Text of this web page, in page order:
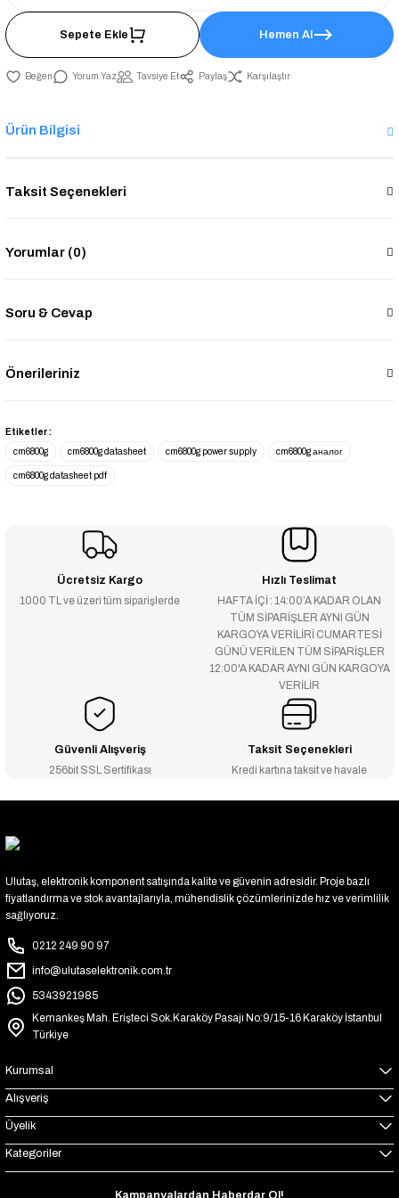
Sepete Ekle Hemen Al
Yorum Yaz Tavsiye Et Paylaş Karşılaştır
Ürün Bilgisi
Taksit Seçenekleri
Yorumlar (0)
Soru & Cevap
Önerileriniz
Etiketler :
cm6800g
cm6800g datasheet cm6800g power supply cm6800g аналог
cm6800g datasheet pdf
Ücretsiz Kargo
1000 TL ve üzeri tüm siparişlerde
Hızlı Teslimat
HAFTA İÇİ : 14:00’A KADAR OLAN
TÜM SİPARİŞLER AYNI GÜN
KARGOYA VERİLİRİ CUMARTESİ
GÜNÜ VERİLEN TÜM SİPARİŞLER
12:00'A KADAR AYNI GÜN KARGOYA
VERİLİR
Güvenli Alışveriş
256bit SSL Sertifikası
Taksit Seçenekleri
Kredi kartına taksit ve havale
Ulutaş, elektronik komponent satışında kalite ve güvenin adresidir. Proje bazlı
fiyatlandırma ve stok avantajlarıyla, mühendislik çözümlerinizde hız ve verimlilik
sağlıyoruz.
0212 249 90 97
info@ulutaselektronik.com.tr
5343921985
Kemankeş Mah. Erişteci Sok.Karaköy Pasajı No:9/15-16 Karaköy İstanbul
Türkiye
Kurumsal
Alışveriş
Üyelik
Kategoriler